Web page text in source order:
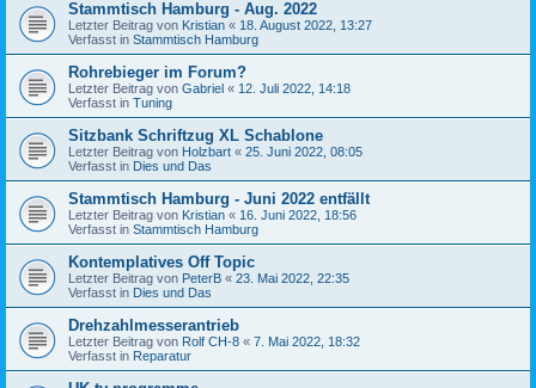
Stammtisch Hamburg - Aug. 2022
Letzter Beitrag von Kristian « 18. August 2022, 13:27
Verfasst in Stammtisch Hamburg
Rohrebieger im Forum?
Letzter Beitrag von Gabriel « 12. Juli 2022, 14:18
Verfasst in Tuning
Sitzbank Schriftzug XL Schablone
Letzter Beitrag von Holzbart « 25. Juni 2022, 08:05
Verfasst in Dies und Das
Stammtisch Hamburg - Juni 2022 entfällt
Letzter Beitrag von Kristian « 16. Juni 2022, 18:56
Verfasst in Stammtisch Hamburg
Kontemplatives Off Topic
Letzter Beitrag von PeterB « 23. Mai 2022, 22:35
Verfasst in Dies und Das
Drehzahlmesserantrieb
Letzter Beitrag von Rolf CH-8 « 7. Mai 2022, 18:32
Verfasst in Reparatur